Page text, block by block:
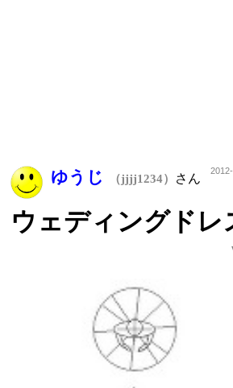
ゆうじ （jjjj1234） さん
ウェディングドレ